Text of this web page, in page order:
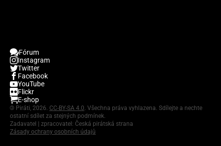
Fórum
Instagram
Twitter
Facebook
YouTube
Flickr
E-shop
© Piráti, 2026. CC-BY-SA 4.0. Všechna práva vyhlazena. Sdílejte a nechte
ostatní sdílet za stejných podmínek.
Zadavatel | zpracovatel: Česká pirátská strana
Zásady ochrany osobních údajů